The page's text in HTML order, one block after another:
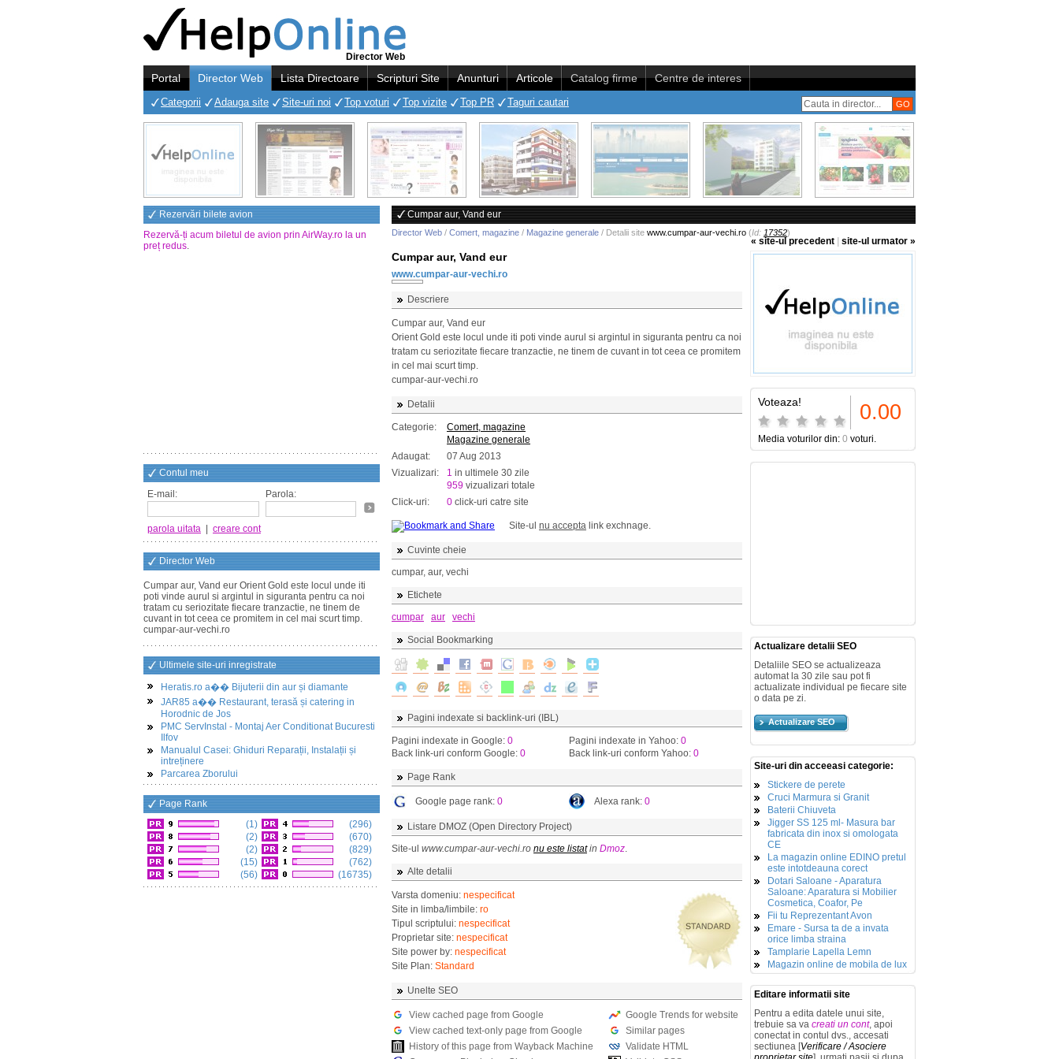
Director Web
Portal Director Web Lista Directoare Scripturi Site Anunturi Articole Catalog firme Centre de interes
Categorii Adauga site Site-uri noi Top voturi Top vizite Top PR Taguri cautari
Rezervări bilete avion
Rezervă-ți acum biletul de avion prin AirWay.ro la un
preț redus.
Contul meu
E-mail:
Parola:
parola uitata creare cont
Director Web
Cumpar aur, Vand eur Orient Gold este locul unde iti
poti vinde aurul si argintul in siguranta pentru ca noi
tratam cu seriozitate fiecare tranzactie, ne tinem de
cuvant in tot ceea ce promitem in cel mai scurt timp.
cumpar-aur-vechi.ro
Ultimele site-uri inregistrate
Heratis.ro a�� Bijuterii din aur și diamante
JAR85 a�� Restaurant, terasă și catering in
Horodnic de Jos
PMC ServInstal - Montaj Aer Conditionat Bucuresti
Ilfov
Manualul Casei: Ghiduri Reparații, Instalații și
intreținere
Parcarea Zborului
Page Rank
(1)
(2)
(2)
(15)
(56)
(296)
(670)
(829)
(762)
(16735)
Cumpar aur, Vand eur
Director Web / Comert, magazine / Magazine generale / Detalii site www.cumpar-aur-vechi.ro (Id: 17352)
« site-ul precedent site-ul urmator »
Cumpar aur, Vand eur
www.cumpar-aur-vechi.ro
Descriere
Cumpar aur, Vand eur
Orient Gold este locul unde iti poti vinde aurul si argintul in siguranta pentru ca noi
tratam cu seriozitate fiecare tranzactie, ne tinem de cuvant in tot ceea ce promitem
in cel mai scurt timp.
cumpar-aur-vechi.ro
Detalii
Categorie:
Comert, magazine
Magazine generale
Adaugat:
07 Aug 2013
Vizualizari:
1 in ultimele 30 zile
959 vizualizari totale
Click-uri:
0 click-uri catre site
Site-ul nu accepta link exchnage.
Cuvinte cheie
cumpar, aur, vechi
Etichete
cumpar
aur vechi
Social Bookmarking
Pagini indexate si backlink-uri (IBL)
Pagini indexate in Google: 0
Back link-uri conform Google: 0
Pagini indexate in Yahoo: 0
Back link-uri conform Yahoo: 0
Page Rank
Google page rank: 0 Alexa rank: 0
Listare DMOZ (Open Directory Project)
Site-ul www.cumpar-aur-vechi.ro nu este listatin Dmoz.
Alte detalii
Varsta domeniu: nespecificat
Site in limba/limbile: ro
Tipul scriptului: nespecificat
Proprietar site: nespecificat
Site power by: nespecificat
Site Plan: Standard
Unelte SEO
View cached page from Google
View cached text-only page from Google
History of this page from Wayback Machine
Google Trends for website
Similar pages
Validate HTML
Voteaza! 0.00
Media voturilor din: 0 voturi.
Actualizare detalii SEO
Detaliile SEO se actualizeaza
automat la 30 zile sau pot fi
actualizate individual pe fiecare site
o data pe zi.
Actualizare SEO
Site-uri din acceeasi categorie:
Stickere de perete
Cruci Marmura si Granit
Baterii Chiuveta
Jigger SS 125 ml- Masura bar
fabricata din inox si omologata
CE
La magazin online EDINO pretul
este intotdeauna corect
Dotari Saloane - Aparatura
Saloane: Aparatura si Mobilier
Cosmetica, Coafor, Pe
Fii tu Reprezentant Avon
Emare - Sursa ta de a invata
orice limba straina
Tamplarie Lapella Lemn
Magazin online de mobila de lux
Editare informatii site
Pentru a edita datele unui site,
trebuie sa va creati un cont, apoi
conectat in contul dvs., accesati
sectiunea [Verificare / Asociere